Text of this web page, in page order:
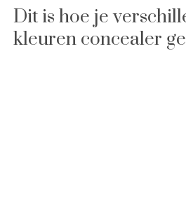
Dit is hoe je
kleuren concealer